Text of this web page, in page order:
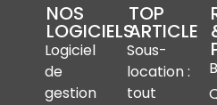
NOS
LOGICIELS
Logiciel
de
gestion
TOP
ARTICLE
Sous-
location :
tout